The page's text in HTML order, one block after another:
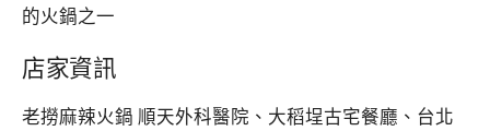
的火鍋之一
店家資訊
老撈麻辣火鍋 順天外科醫院、大稻埕古宅餐廳、台北